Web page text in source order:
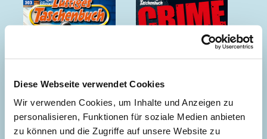
Diese Webseite verwendet Cookies
Wir verwenden Cookies, um Inhalte und Anzeigen zu
personalisieren, Funktionen für soziale Medien anbieten
zu können und die Zugriffe auf unsere Website zu